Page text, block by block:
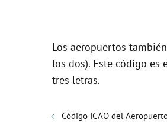
Los aeropuertos
los dos). Este código es
tres letras.
Código ICAO del